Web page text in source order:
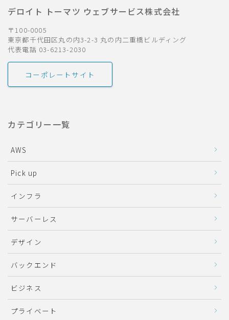
デロイト トーマツ ウェブサービス株式会社
〒100-0005
東京都千代田区丸の内3-2-3 丸の内二重橋ビルディング
代表電話 03-6213-2030
コーポレートサイト
カテゴリー一覧
AWS
Pick up
インフラ
サーバーレス
デザイン
バックエンド
ビジネス
プライベート